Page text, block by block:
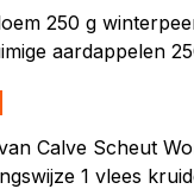
250 g
aardappelen
Calve Scheut
1 vlees